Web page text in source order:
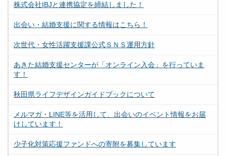
株式会社IBJと連携協定を締結しました！
出会い・結婚支援に関する情報はこちら！
次世代・女性活躍支援課公式ＳＮＳ運用方針
あきた結婚支援センターが「オンライン入会」を行っていま
す！
秋田県ライフデザインガイドブックについて
メルマガ・LINE等を活用して、出会いのイベント情報をお届
けしています！
少子化対策応援ファンドへの寄附を募集しています